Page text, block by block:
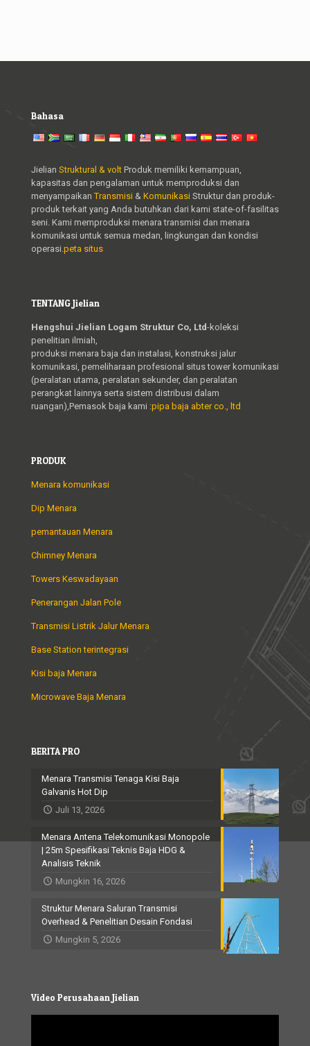
Bahasa
Jielian Struktural & volt Produk memiliki kemampuan,
kapasitas dan pengalaman untuk memproduksi dan
menyampaikanTransmisi & Komunikasi Struktur dan produk-
produk terkait yang Anda butuhkan dari kami state-of-fasilitas
seni. Kami memproduksi menara transmisi dan menara
komunikasi untuk semua medan, lingkungan dan kondisi
operasi.peta situs
TENTANG Jielian
Hengshui Jielian Logam Struktur Co, Ltd-koleksi
penelitian ilmiah,
produksi menara baja dan instalasi, konstruksi jalur
komunikasi, pemeliharaan profesional situs tower komunikasi
(peralatan utama, peralatan sekunder, dan peralatan
perangkat lainnya serta sistem distribusi dalam
ruangan),Pemasok baja kami :pipa baja abter co., ltd
PRODUK
Menara komunikasi
Dip Menara
pemantauan Menara
Chimney Menara
Towers Keswadayaan
Penerangan Jalan Pole
Transmisi Listrik Jalur Menara
Base Station terintegrasi
Kisi baja Menara
Microwave Baja Menara
BERITA PRO
Menara Transmisi Tenaga Kisi Baja
Galvanis Hot Dip
Juli 13, 2026
Menara Antena Telekomunikasi Monopole
| 25m Spesifikasi Teknis Baja HDG &
Analisis Teknik
Mungkin 16, 2026
Struktur Menara Saluran Transmisi
Overhead & Penelitian Desain Fondasi
Mungkin 5, 2026
Video Perusahaan Jielian